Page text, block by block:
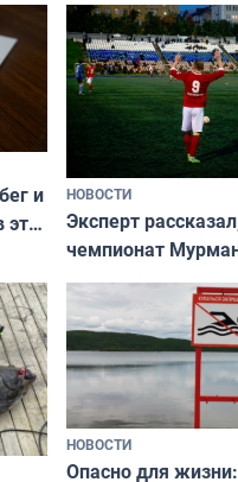
и
эти
НОВОСТИ
Эксперт
чемпионат
области по
незамеченным
НОВОСТИ
Опасно для жизни: